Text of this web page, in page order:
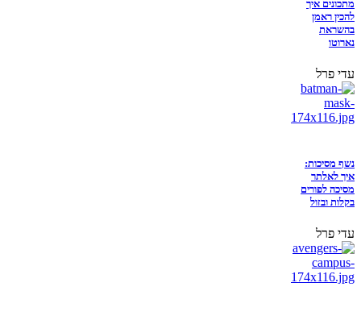
מתכונים איך
להכין ראמן
בהשראת
נארוטו
עדי פרל
נשף מסיכות:
איך לאלתר
מסיכה לפורים
בקלות ובזול
עדי פרל